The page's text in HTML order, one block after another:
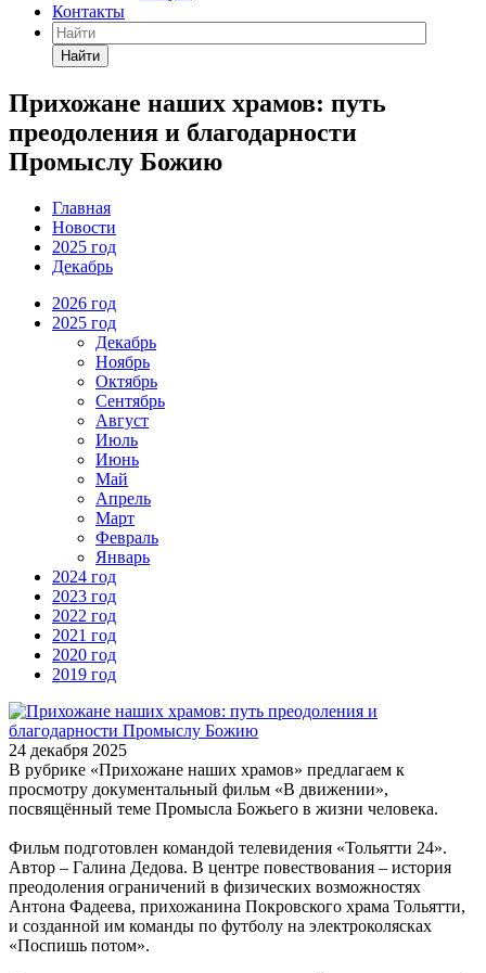
Контакты
Найти
Прихожане наших храмов: путь
преодоления и благодарности
Промыслу Божию
Главная
Новости
2025 год
Декабрь
2026 год
2025 год
Декабрь
Ноябрь
Октябрь
Сентябрь
Август
Июль
Июнь
Май
Апрель
Март
Февраль
Январь
2024 год
2023 год
2022 год
2021 год
2020 год
2019 год
24 декабря 2025
В рубрике «Прихожане наших храмов» предлагаем к
просмотру документальный фильм «В движении»,
посвящённый теме Промысла Божьего в жизни человека.
Фильм подготовлен командой телевидения «Тольятти 24».
Автор – Галина Дедова. В центре повествования – история
преодоления ограничений в физических возможностях
Антона Фадеева, прихожанина Покровского храма Тольятти,
и созданной им команды по футболу на электроколясках
«Поспишь потом».